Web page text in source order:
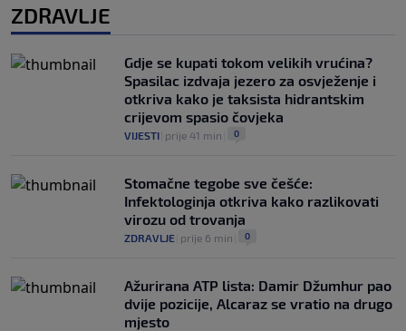
ZDRAVLJE
Gdje se kupati tokom velikih vrućina?
Spasilac izdvaja jezero za osvježenje i
otkriva kako je taksista hidrantskim
crijevom spasio čovjeka
VIJESTI prije 41 min 0
Stomačne tegobe sve češće:
Infektologinja otkriva kako razlikovati
virozu od trovanja
ZDRAVLJE prije 6 min 0
Ažurirana ATP lista: Damir Džumhur pao
dvije pozicije, Alcaraz se vratio na drugo
mjesto